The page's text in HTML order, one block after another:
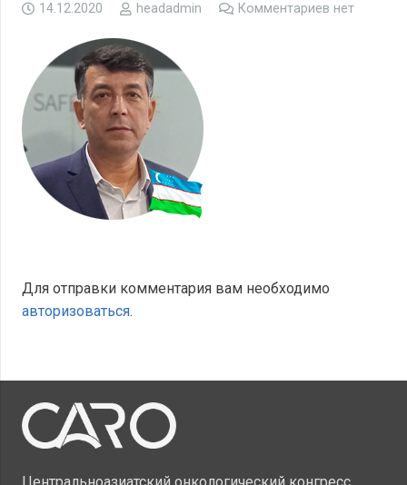
14.12.2020 headadmin Комментариев нет
Для отправки комментария вам необходимо
авторизоваться.